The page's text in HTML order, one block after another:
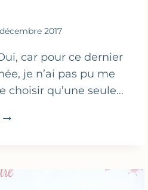
2017
car pour ce dernier
je n’ai pas pu me
choisir qu’une seule…